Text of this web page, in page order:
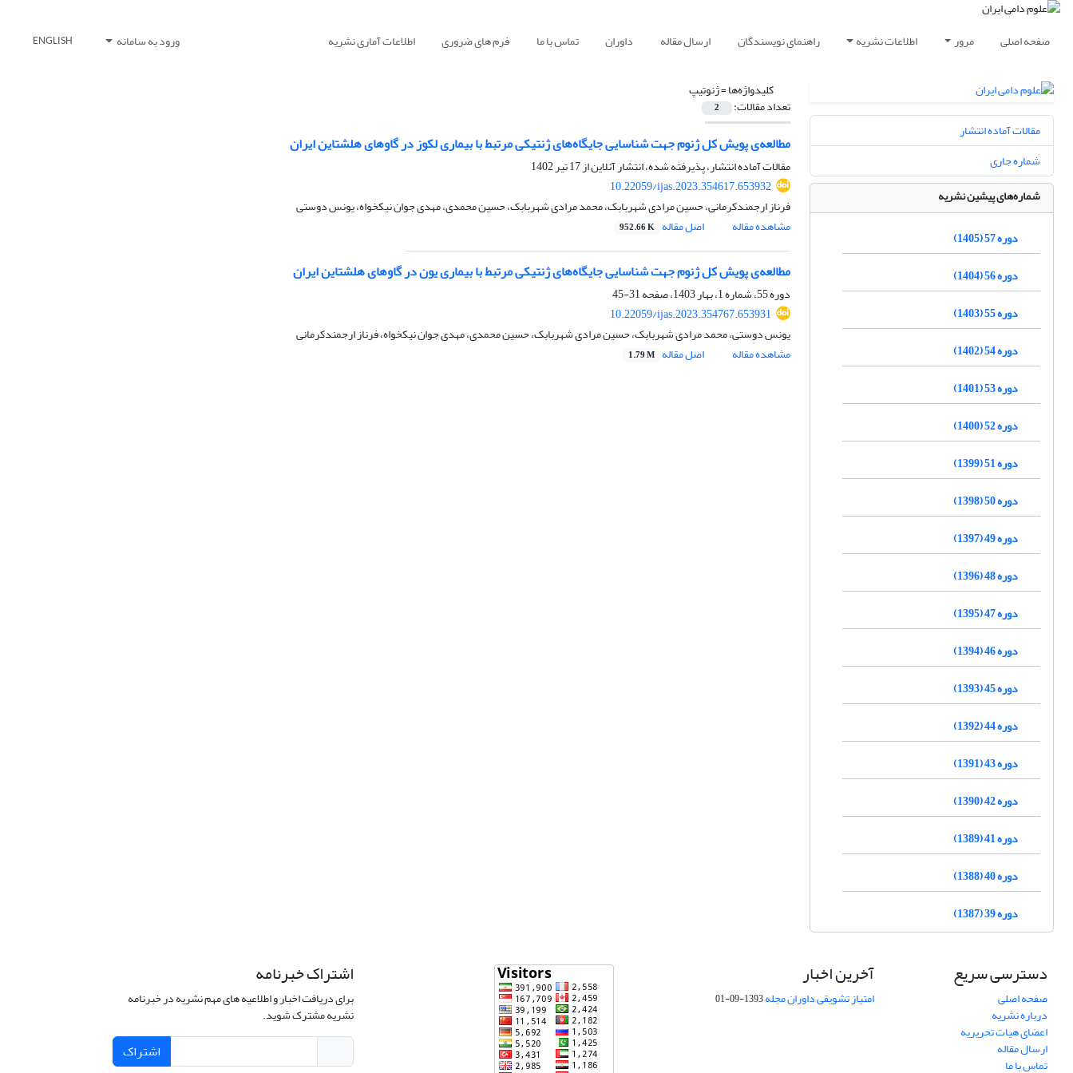
صفحه اصلی مرور اطلاعات نشریه راهنمای نویسندگان ارسال مقاله داوران تماس با ما فرم های ضروری اطلاعات آماری نشریه ورود به سامانه ENGLISH
کلیدواژه‌ها =ژنوتیپ
تعداد مقالات: 2
مطالعه‌ی پویش کل ژنوم جهت شناسایی جایگاه‌های ژنتیکی مرتبط با بیماری لکوز در گاوهای هلشتاین ایران
مقالات آماده انتشار، پذیرفته شده، انتشار آنلاین از17 تیر 1402
10.22059/ijas.2023.354617.653932
فرناز ارجمندکرمانی، حسین مرادی شهربابک، محمد مرادی شهربابک، حسین محمدی، مهدی جوان نیکخواه، یونس دوستی
مشاهده مقاله
اصل مقاله 952.66 K
مطالعه‌ی پویش کل ژنوم جهت شناسایی جایگاه‌های ژنتیکی مرتبط با بیماری یون در گاوهای هلشتاین ایران
دوره 55، شماره 1، بهار 1403، صفحه
31-45
10.22059/ijas.2023.354767.653931
یونس دوستی، محمد مرادی شهربابک، حسین مرادی شهربابک، حسین محمدی، مهدی جوان نیکخواه، فرناز ارجمندکرمانی
مشاهده مقاله
اصل مقاله 1.79 M
مقالات آماده انتشار
شماره جاری
شماره‌های پیشین نشریه
دوره 57 (1405)
دوره 56 (1404)
دوره 55 (1403)
دوره 54 (1402)
دوره 53 (1401)
دوره 52 (1400)
دوره 51 (1399)
دوره 50 (1398)
دوره 49 (1397)
دوره 48 (1396)
دوره 47 (1395)
دوره 46 (1394)
دوره 45 (1393)
دوره 44 (1392)
دوره 43 (1391)
دوره 42 (1390)
دوره 41 (1389)
دوره 40 (1388)
دوره 39 (1387)
دسترسی سریع
صفحه اصلی
درباره نشریه
اعضای هیات تحریریه
ارسال مقاله
تماس با ما
آخرین اخبار
امتیاز تشویقی داوران مجله1393-09-01
اشتراک خبرنامه
برای دریافت اخبار و اطلاعیه های مهم نشریه در خبرنامه
نشریه مشترک شوید.
اشتراک